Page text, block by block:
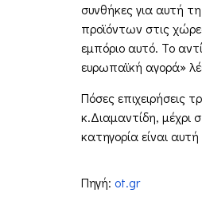
συνθήκες για αυτή
προϊόντων στις
εμπόριο αυτό. Το
ευρωπαϊκή αγορά»
Πόσες επιχειρήσεις
κ.Διαμαντίδη, μέχρι
κατηγορία είναι
Πηγή: ot.gr